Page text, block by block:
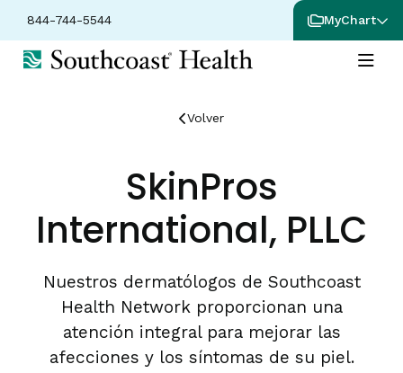
844-744-5544 MyChart
Volver
SkinPros
International, PLLC
Nuestros dermatólogos de Southcoast
Health Network proporcionan una
atención integral para mejorar las
afecciones y los síntomas de su piel.